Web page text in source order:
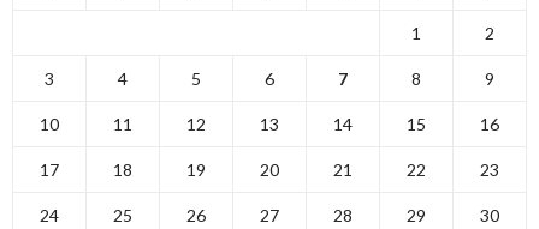
1 2
3 4 5 6 7 8 9
10 11 12 13 14 15 16
17 18 19 20 21 22 23
24 25 26 27 28 29 30